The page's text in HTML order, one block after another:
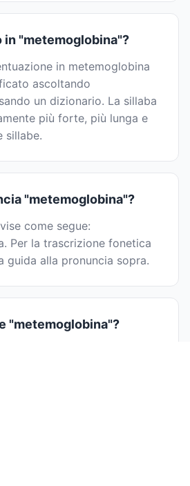
in "metemoglobina"?
in metemoglobina
ascoltando
un dizionario. La sillaba
più forte, più lunga e
sillabe.
"metemoglobina"?
come segue:
Per la trascrizione fonetica
guida alla pronuncia sopra.
"metemoglobina"?